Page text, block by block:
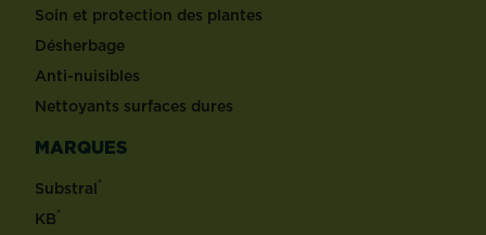
Soin et protection des plantes
Désherbage
Anti-nuisibles
Nettoyants surfaces dures
MARQUES
Substral®
KB®